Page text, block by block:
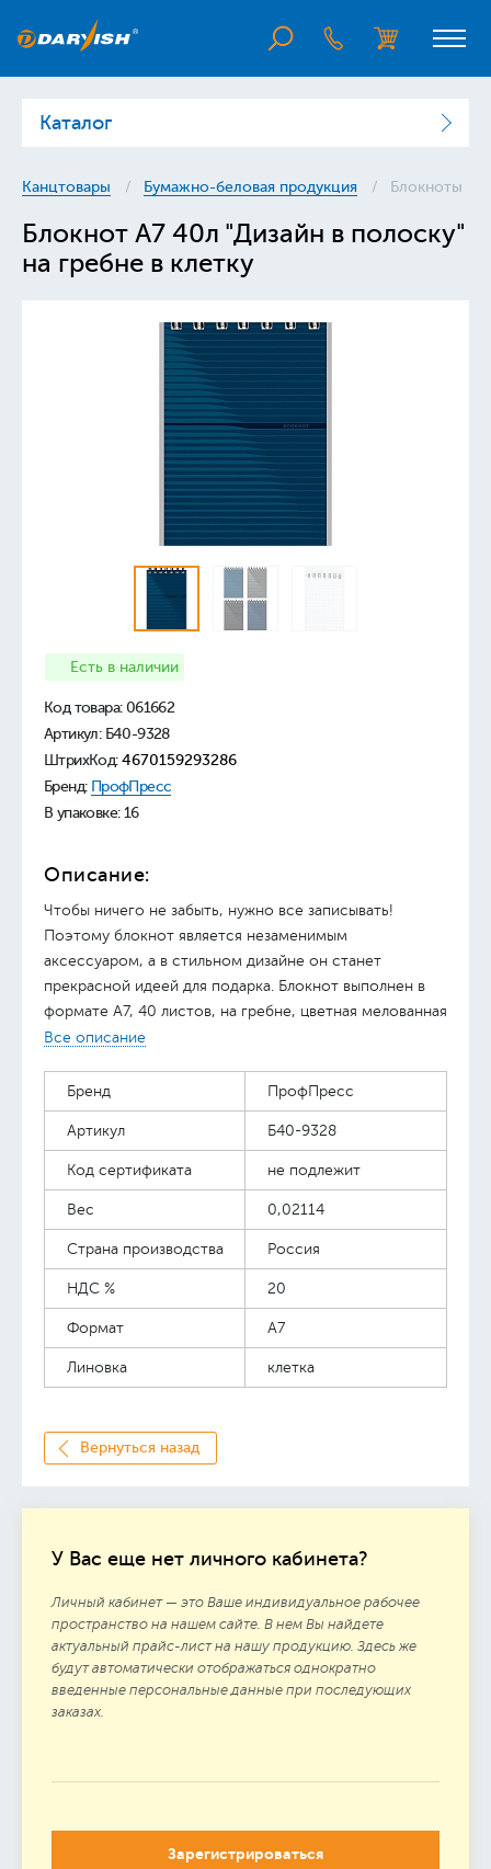
Каталог
Канцтовары Бумажно-беловая продукция Блокноты
Блокнот А7 40л "Дизайн в полоску"
на гребне в клетку
У Вас еще нет личного кабинета?
Личный кабинет — это Ваше индивидуальное рабочее
пространство на нашем сайте. В нем Вы найдете
актуальный прайс-лист на нашу продукцию. Здесь же
будут автоматически отображаться однократно
введенные персональные данные при последующих
заказах.
Зарегистрироваться
Есть в наличии
Код товара: 061662
Артикул: Б40-9328
ШтрихКод: 4670159293286
Бренд: ПрофПресс
В упаковке: 16
Описание:
Чтобы ничего не забыть, нужно все записывать!
Поэтому блокнот является незаменимым
аксессуаром, а в стильном дизайне он станет
прекрасной идеей для подарка. Блокнот выполнен в
формате А7, 40 листов, на гребне, цветная мелованная
обложка, внутренний блок - офсет.
Все описание
Бренд ПрофПресс
Артикул Б40-9328
Код сертификата не подлежит
Вес 0,02114
Страна производства Россия
НДС % 20
Формат А7
Линовка клетка
Вернуться назад